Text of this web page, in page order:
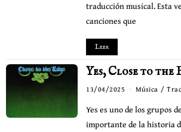
traducción musical. Esta
canciones que
Leer
Yes, Close to the
13/04/2025 Música /
Yes es uno de los grupos
importante de la historia